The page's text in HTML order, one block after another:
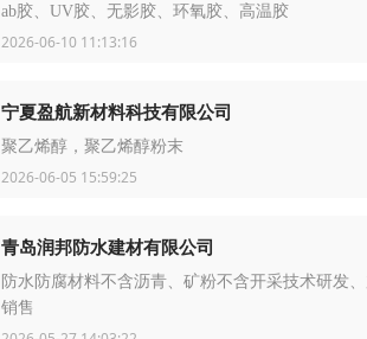
ab胶、UV胶、无影胶、环氧胶、高温胶
2026-06-10 11:13:16
宁夏盈航新材料科技有限公司
聚乙烯醇，聚乙烯醇粉末
2026-06-05 15:59:25
青岛润邦防水建材有限公司
防水防腐材料不含沥青、矿粉不含开采技术研发
销售